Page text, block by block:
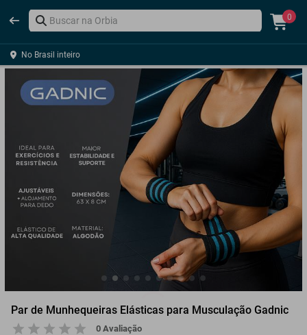
0
No Brasil inteiro
Par de Munhequeiras Elásticas para Musculação Gadnic
0 Avaliação